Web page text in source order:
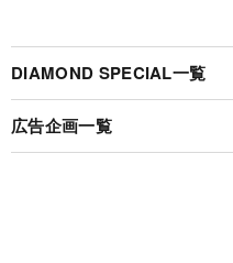
DIAMOND SPECIAL一覧
広告企画一覧